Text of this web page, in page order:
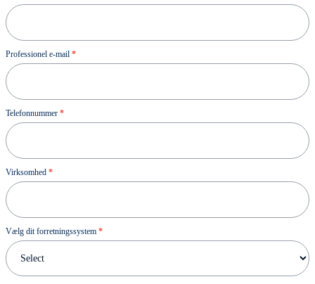
Professionel e-mail *
Telefonnummer *
Virksomhed *
Vælg dit forretningssystem *